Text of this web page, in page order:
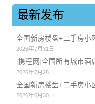
最新发布
全国新房楼盘+二手房小
2026年7月31日
[携程网]全国所有城市
2026年7月28日
全国新房楼盘+二手房小
2026年6月30日